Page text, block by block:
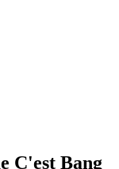
C'est Bang